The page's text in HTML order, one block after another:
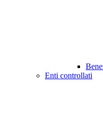
Enti controllati